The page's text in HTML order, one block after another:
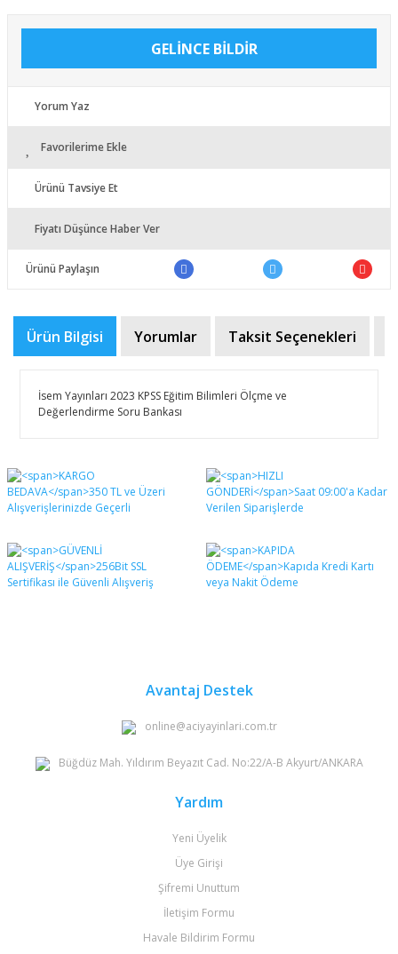
GELİNCE BİLDİR
Yorum Yaz
Favorilerime Ekle
Ürünü Tavsiye Et
Fiyatı Düşünce Haber Ver
Ürünü Paylaşın
Ürün Bilgisi Yorumlar Taksit Seçenekleri
İsem Yayınları 2023 KPSS Eğitim Bilimleri Ölçme ve
Değerlendirme Soru Bankası
Bu ürüne ilk yorumu siz yapın!
Yorum Yaz
Bu ürünün fiyat bilgisi, resim, ürün açıklamalarında ve
diğer konularda yetersiz gördüğünüz noktaları öneri
formunu kullanarak tarafımıza iletebilirsiniz.
Görüş ve önerileriniz için teşekkür ederiz.
Ürün resmi kalitesiz, bozuk veya görüntülenemiyor.
Ürün açıklamasında eksik bilgiler bulunuyor.
Avantaj Destek
online@aciyayinlari.com.tr
Büğdüz Mah. Yıldırım Beyazıt Cad. No:22/A-B Akyurt/ANKARA
Yardım
Yeni Üyelik
Üye Girişi
Şifremi Unuttum
İletişim Formu
Havale Bildirim Formu